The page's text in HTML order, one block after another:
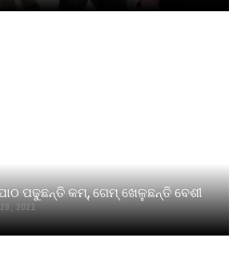
ପଢୁଛନ୍ତି କମ୍‌, ଗେମ୍ ଖେଳୁଛନ୍ତି ବେଶୀ
2021